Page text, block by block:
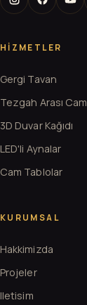
HIZMETLER
Gergi Tavan
Tezgah Arası Cam
3D Duvar Kağıdı
LED'li Aynalar
Cam Tablolar
KURUMSAL
Hakkimizda
Projeler
Iletisim